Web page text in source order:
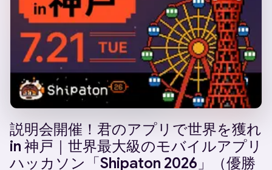
説明会開催！君のアプリで世界を獲れ
in 神戸｜世界最大級のモバイルアプリ
ハッカソン「Shipaton 2026」（優勝